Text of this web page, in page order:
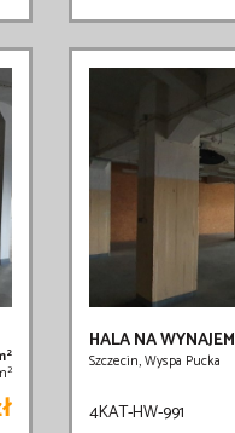
2
2
HALA NA WYNAJEM
Szczecin, Wyspa Pucka
4KAT-HW-991